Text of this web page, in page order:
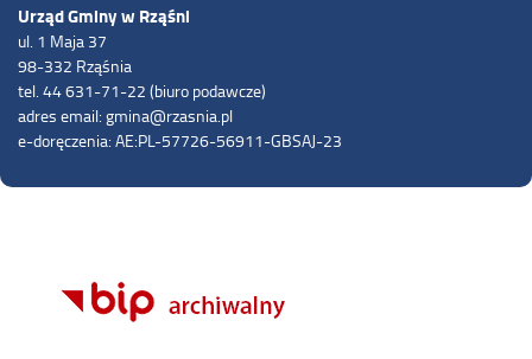
Urząd Gminy w Rząśni
ul. 1 Maja 37
98-332 Rząśnia
tel. 44 631-71-22 (biuro podawcze)
adres email: gmina@rzasnia.pl
e-doręczenia: AE:PL-57726-56911-GBSAJ-23